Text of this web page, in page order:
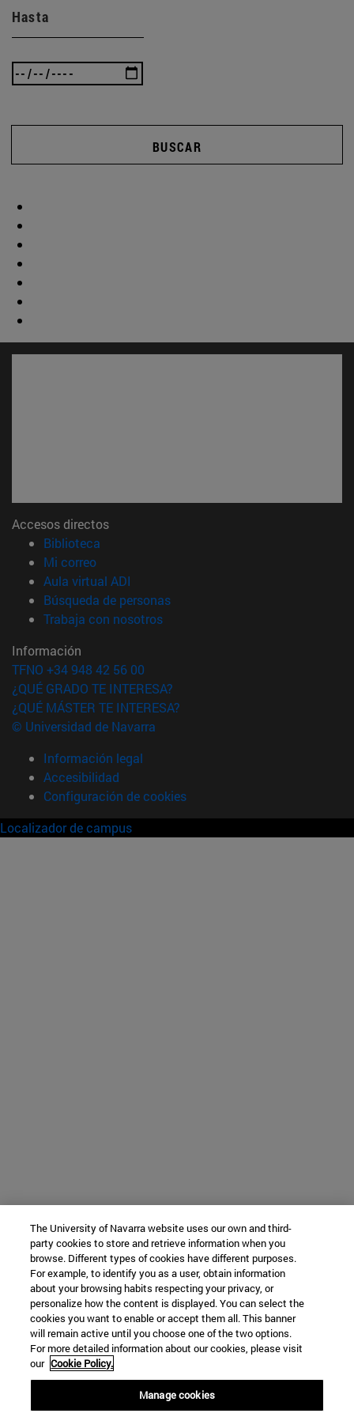
Hasta
BUSCAR
Accesos directos
Biblioteca
Mi correo(abre en nueva ventana)
Aula virtual ADI
Búsqueda de personas(abre en nueva ventana)
Trabaja con nosotros(abre en nueva ventana)
Información
TFNO +34 948 42 56 00
¿QUÉ GRADO TE INTERESA?
¿QUÉ MÁSTER TE INTERESA?
© Universidad de Navarra
Información legal
Accesibilidad
Configuración de cookies
Localizador de campus
The University of Navarra website uses our own and third-
party cookies to store and retrieve information when you
browse. Different types of cookies have different purposes.
For example, to identify you as a user, obtain information
about your browsing habits respecting your privacy, or
personalize how the content is displayed. You can select the
cookies you want to enable or accept them all. This banner
will remain active until you choose one of the two options.
For more detailed information about our cookies, please visit
our Cookie Policy.
Manage cookies